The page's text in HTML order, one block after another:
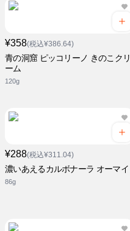
¥358(税込¥386.64)
青の洞窟 ピッコリーノ きのこクリ
ーム
120g
¥288(税込¥311.04)
濃いあえるカルボナーラ オーマイ
86g